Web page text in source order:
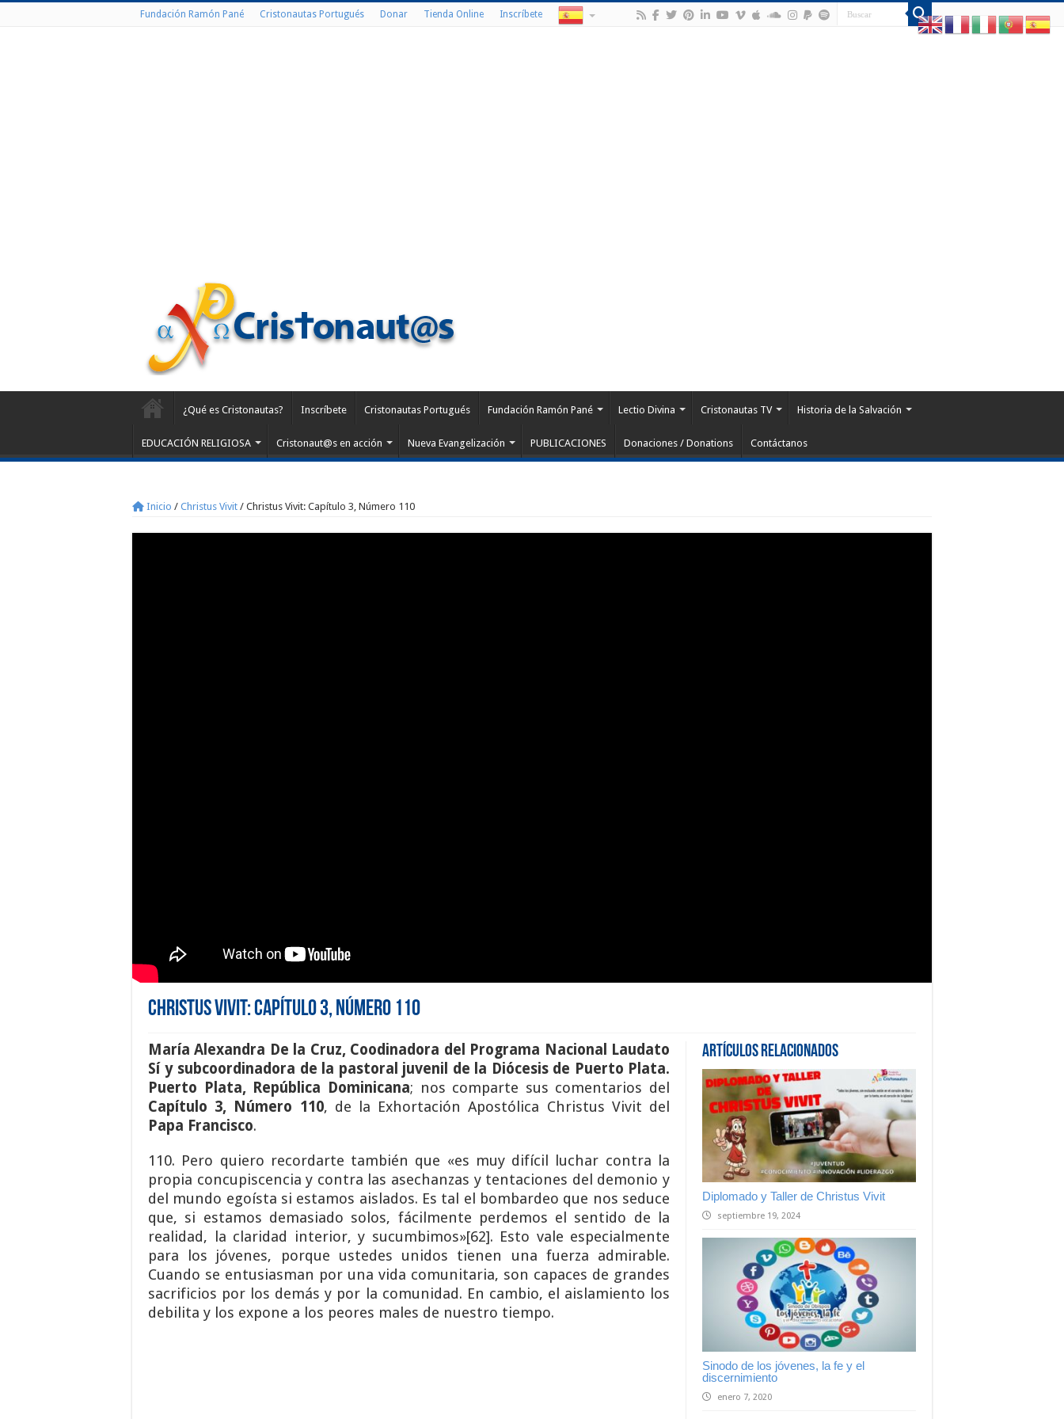
Fundación Ramón Pané Cristonautas Portugués Donar Tienda Online Inscríbete
¿Qué es Cristonautas? Inscríbete Cristonautas Portugués Fundación Ramón Pané Lectio Divina Cristonautas TV Historia de la Salvación
EDUCACIÓN RELIGIOSA Cristonaut@s en acción Nueva Evangelización PUBLICACIONES Donaciones / Donations Contáctanos
Inicio / Christus Vivit / Christus Vivit: Capítulo 3, Número 110
Christus Vivit: Capítulo 3, Número 110
Artículos Relacionados
Diplomado y Taller de Christus Vivit
septiembre 19, 2024
Sinodo de los jóvenes, la fe y el
discernimiento
enero 7, 2020
María Alexandra De la Cruz, Coodinadora del Programa Nacional Laudato
Sí y subcoordinadora de la pastoral juvenil de la Diócesis de Puerto Plata.
Puerto Plata, República Dominicana; nos comparte sus comentarios del
Capítulo 3, Número 110, de la Exhortación Apostólica Christus Vivit del
Papa Francisco.
110. Pero quiero recordarte también que «es muy difícil luchar contra la
propia concupiscencia y contra las asechanzas y tentaciones del demonio y
del mundo egoísta si estamos aislados. Es tal el bombardeo que nos seduce
que, si estamos demasiado solos, fácilmente perdemos el sentido de la
realidad, la claridad interior, y sucumbimos»[62]. Esto vale especialmente
para los jóvenes, porque ustedes unidos tienen una fuerza admirable.
Cuando se entusiasman por una vida comunitaria, son capaces de grandes
sacrificios por los demás y por la comunidad. En cambio, el aislamiento los
debilita y los expone a los peores males de nuestro tiempo.